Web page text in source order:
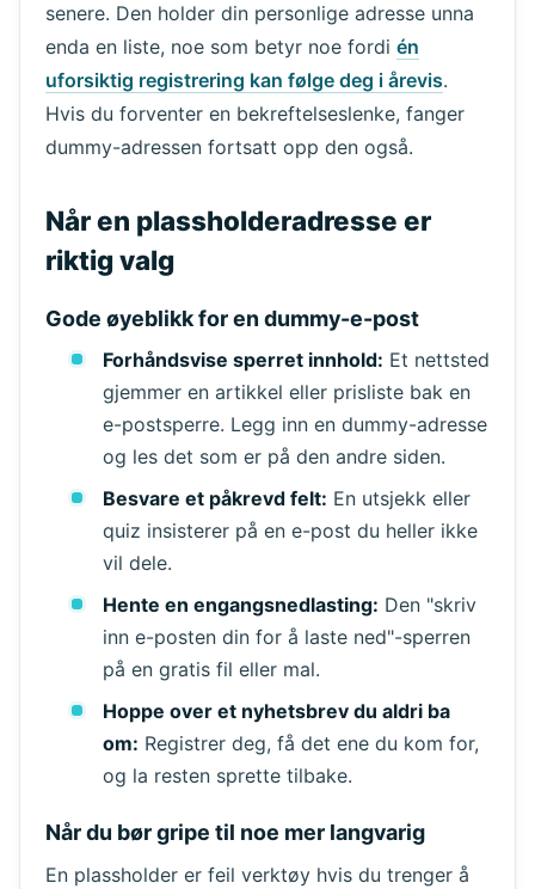
senere. Den holder din personlige adresse unna
enda en liste, noe som betyr noe fordi én
uforsiktig registrering kan følge deg i årevis.
Hvis du forventer en bekreftelseslenke, fanger
dummy-adressen fortsatt opp den også.
Når en plassholderadresse er
riktig valg
Gode øyeblikk for en dummy-e-post
Forhåndsvise sperret innhold: Et nettsted
gjemmer en artikkel eller prisliste bak en
e-postsperre. Legg inn en dummy-adresse
og les det som er på den andre siden.
Besvare et påkrevd felt: En utsjekk eller
quiz insisterer på en e-post du heller ikke
vil dele.
Hente en engangsnedlasting: Den "skriv
inn e-posten din for å laste ned"-sperren
på en gratis fil eller mal.
Hoppe over et nyhetsbrev du aldri ba
om: Registrer deg, få det ene du kom for,
og la resten sprette tilbake.
Når du bør gripe til noe mer langvarig
En plassholder er feil verktøy hvis du trenger å